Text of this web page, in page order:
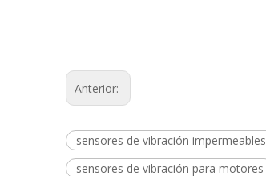
Anterior:
sensores de vibración impermeables
sensores de vibración para motores